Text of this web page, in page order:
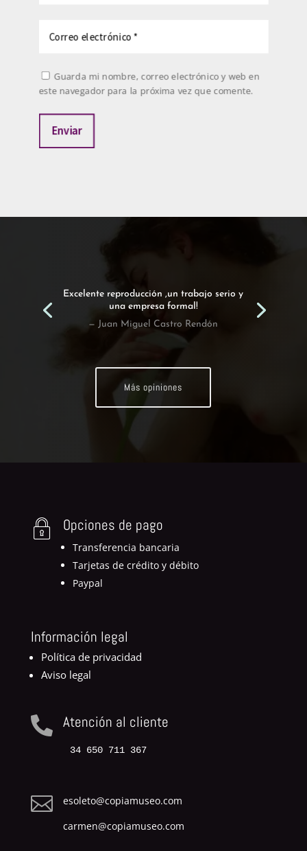
Guarda mi nombre, correo electrónico y web en
este navegador para la próxima vez que comente.
Enviar
Excelente reproducción ,un trabajo serio y
una empresa formal!
— Juan Miguel Castro Rendón
Más opiniones
Opciones de pago
Transferencia bancaria
Tarjetas de crédito y débito
Paypal
Información legal
Política de privacidad
Aviso legal
 Atención al cliente
34 650 711 367

esoleto@copiamuseo.com
carmen@copiamuseo.com